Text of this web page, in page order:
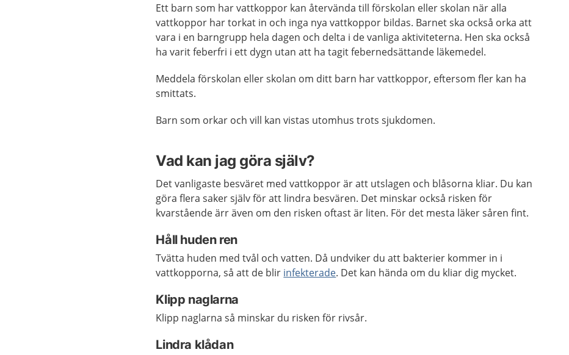
Ett barn som har vattkoppor kan återvända till förskolan eller skolan när alla
vattkoppor har torkat in och inga nya vattkoppor bildas. Barnet ska också orka att
vara i en barngrupp hela dagen och delta i de vanliga aktiviteterna. Hen ska också
ha varit feberfri i ett dygn utan att ha tagit febernedsättande läkemedel.
Meddela förskolan eller skolan om ditt barn har vattkoppor, eftersom fler kan ha
smittats.
Barn som orkar och vill kan vistas utomhus trots sjukdomen.
Vad kan jag göra själv?
Det vanligaste besväret med vattkoppor är att utslagen och blåsorna kliar. Du kan
göra flera saker själv för att lindra besvären. Det minskar också risken för
kvarstående ärr även om den risken oftast är liten. För det mesta läker såren fint.
Håll huden ren
Tvätta huden med tvål och vatten. Då undviker du att bakterier kommer in i
vattkopporna, så att de blir infekterade. Det kan hända om du kliar dig mycket.
Klipp naglarna
Klipp naglarna så minskar du risken för rivsår.
Lindra klådan